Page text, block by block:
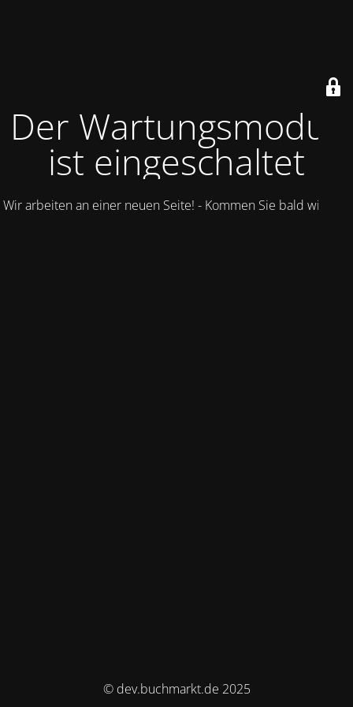
Der Wartungsmodus
ist eingeschaltet
Wir arbeiten an einer neuen Seite! - Kommen Sie bald wieder.
© dev.buchmarkt.de 2025